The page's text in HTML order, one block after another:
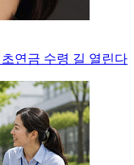
연금 수령 길 열린다